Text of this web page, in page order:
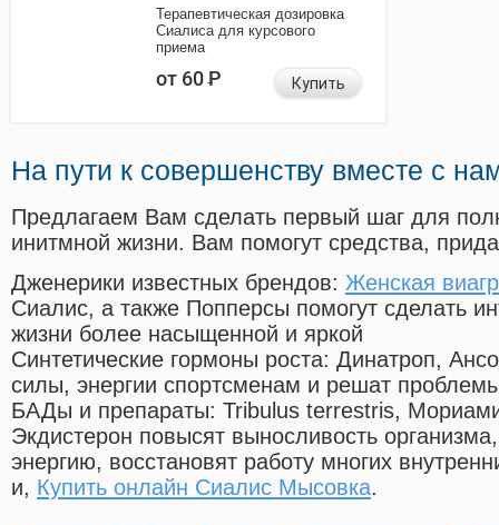
Терапевтическая дозировка
Сиалиса для курсового
приема
от 60Р Купить
На пути к совершенству вместе с
Предлагаем Вам сделать первый шаг для
инитмной жизни. Вам помогут средства,
Дженерики известных брендов: Женская
Сиалис, а также Попперсы помогут сделать
жизни более насыщенной и яркой
Синтетические гормоны роста: Динатроп,
силы, энергии спортсменам и решат
БАДы и препараты: Tribulus terrestris,
Экдистерон повысят выносливость
энергию, восстановят работу многих
и, Купить онлайн Сиалис Мысовка.